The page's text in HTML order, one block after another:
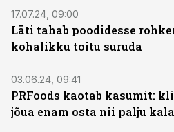
17.07.24, 09:00
Läti tahab poodidesse
kohalikku toitu suruda
03.06.24, 09:41
PRFoods kaotab kasumit:
jõua enam osta nii palju kala